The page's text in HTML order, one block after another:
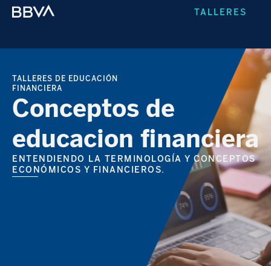
TALLERES
TALLERES DE EDUCACIÓN
FINANCIERA
Conceptos de
educacion financiera
ENTENDIENDO LA TERMINOLOGÍA Y CONCEPTOS
ECONÓMICOS Y FINANCIEROS.